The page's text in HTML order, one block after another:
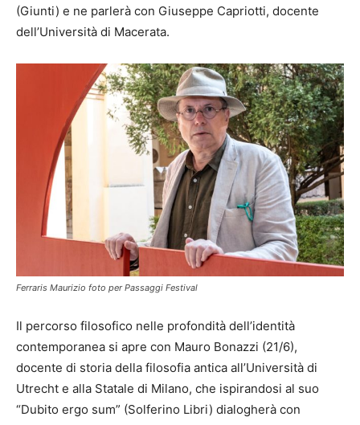
(Giunti) e ne parlerà con Giuseppe Capriotti, docente
dell’Università di Macerata.
Ferraris Maurizio foto per Passaggi Festival
Il percorso filosofico nelle profondità dell’identità
contemporanea si apre con Mauro Bonazzi (21/6),
docente di storia della filosofia antica all’Università di
Utrecht e alla Statale di Milano, che ispirandosi al suo
“Dubito ergo sum” (Solferino Libri) dialogherà con